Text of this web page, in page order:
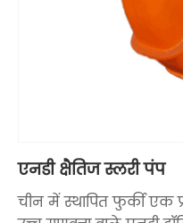
एनडी क्षैतिज स्लरी पंप
चीन में स्थापित फुर्की एक